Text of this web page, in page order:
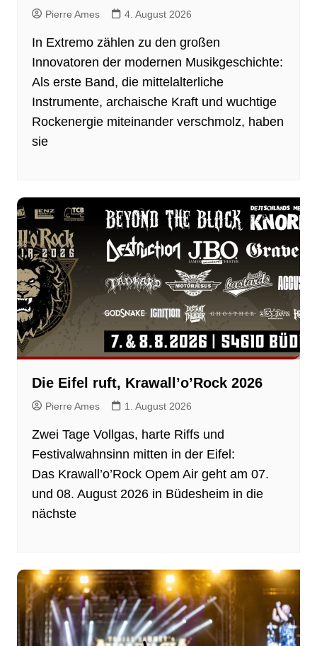
Pierre Ames 4. August 2026
In Extremo zählen zu den großen
Innovatoren der modernen Musikgeschichte:
Als erste Band, die mittelalterliche
Instrumente, archaische Kraft und wuchtige
Rockenergie miteinander verschmolz, haben
sie
Die Eifel ruft, Krawall’o’Rock 2026
Pierre Ames 1. August 2026
Zwei Tage Vollgas, harte Riffs und
Festivalwahnsinn mitten in der Eifel:
Das Krawall’o’Rock Opem Air geht am 07.
und 08. August 2026 in Büdesheim in die
nächste